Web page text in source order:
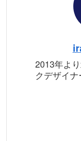
2013年よ
クデザイナ